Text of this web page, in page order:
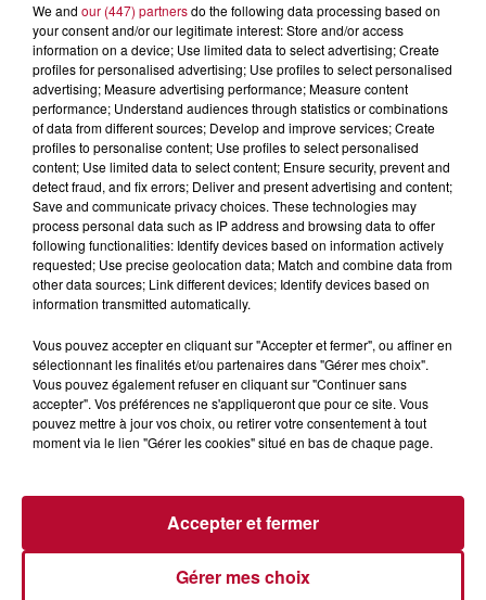
7h38
NOS IDÉES DE SORTIES POUR CETTE SEMAINE
Féria de Béziers, observation de l’éclipse solaire et soirées
au pied du pont du Gard : Voici quelques idées de sorties
sympa à faire en famille ou entre...
We and our (447) partnersdo the following data processing based on
your consent and/or our legitimate interest: Store and/or access
information on a device; Use limited data to select advertising; Create
profiles for personalised advertising; Use profiles to select personalised
advertising; Measure advertising performance; Measure content
performance; Understand audiences through statistics or combinations
of data from different sources; Develop and improve services; Create
profiles to personalise content; Use profiles to select personalised
content; Use limited data to select content; Ensure security, prevent and
detect fraud, and fix errors; Deliver and present advertising and content;
Save and communicate privacy choices. These technologies may
process personal data such as IP address and browsing data to offer
following functionalities: Identify devices based on information actively
requested; Use precise geolocation data; Match and combine data from
other data sources; Link different devices; Identify devices based on
information transmitted automatically.
Vous pouvez accepter en cliquant sur "Accepter et fermer", ou affiner en
sélectionnant les finalités et/ou partenaires dans "Gérer mes choix".
Vous pouvez également refuser en cliquant sur "Continuer sans
accepter". Vos préférences ne s'appliqueront que pour ce site. Vous
pouvez mettre à jour vos choix, ou retirer votre consentement à tout
moment via le lien "Gérer les cookies" situé en bas de chaque page.
Gérer mes choix
Accepter et fermer